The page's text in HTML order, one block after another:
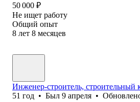
50 000 ₽
Не ищет работу
Общий опыт
8 лет 8 месяцев
Инженер-строитель, строительный
51 год • Был 9 апреля •